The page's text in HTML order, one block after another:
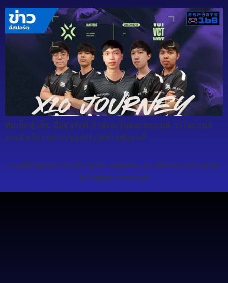
ทีมเอ็กซ์ เท็น อีสปอร์ตส์ กำลังจะไปลงแข่งเกมส์ วาโลแรนต์
ตามฝันในรายการของประเทศไอซ์แลนด์
เกมส์ESports ข่าวอีสปอร์ต esports เจาะลึกวงการอีสปอร์ต
All rights reserved